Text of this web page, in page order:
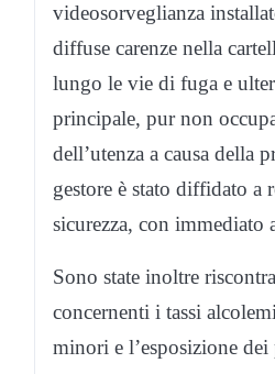
videosorveglianza
diffuse carenze nella
lungo le vie di fuga e
principale, pur non
dell’utenza a causa della
gestore è stato diffidato a
sicurezza, con
Sono state inoltre
concernenti i tassi
minori e l’esposizione